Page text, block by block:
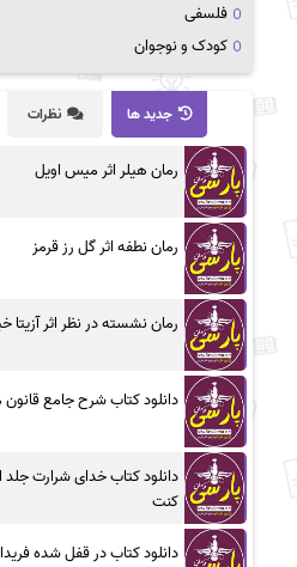
فلسفی
کودک و نوجوان
جدید ها نظرات
رمان هیلر اثر میس اویل
رمان نطفه اثر گل رز قرمز
رمان نشسته در نظر اثر آزیتا
دانلود کتاب شرح جامع قانون
دانلود کتاب خدای شرارت جلد
کنت
دانلود کتاب در قفل شده